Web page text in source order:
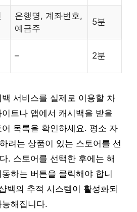
은행명, 계좌번호,
예금주
5분
– 2분
서비스를 실제로 이용할 차
트나 앱에서 캐시백을 받을
목록을 확인하세요. 평소 자
려는 상품이 있는 스토어를 선
. 스토어를 선택한 후에는 해
하는 버튼을 클릭해야 합니
백의 추적 시스템이 활성화되
해집니다.